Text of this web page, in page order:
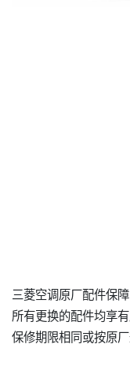
三菱空调原厂配件保
所有更换的配件均享
保修期限相同或按原厂